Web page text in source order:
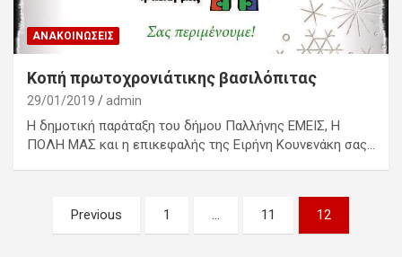
ΑΝΑΚΟΙΝΏΣΕΙΣ
Κοπή πρωτοχρονιάτικης βασιλόπιτας
29/01/2019 admin
Η δημοτική παράταξη του δήμου Παλλήνης ΕΜΕΙΣ, Η
ΠΟΛΗ ΜΑΣ και η επικεφαλής της Ειρήνη Κουνενάκη σας…
Σελιδοποίηση
άρθρων
Previous 1 … 11 12